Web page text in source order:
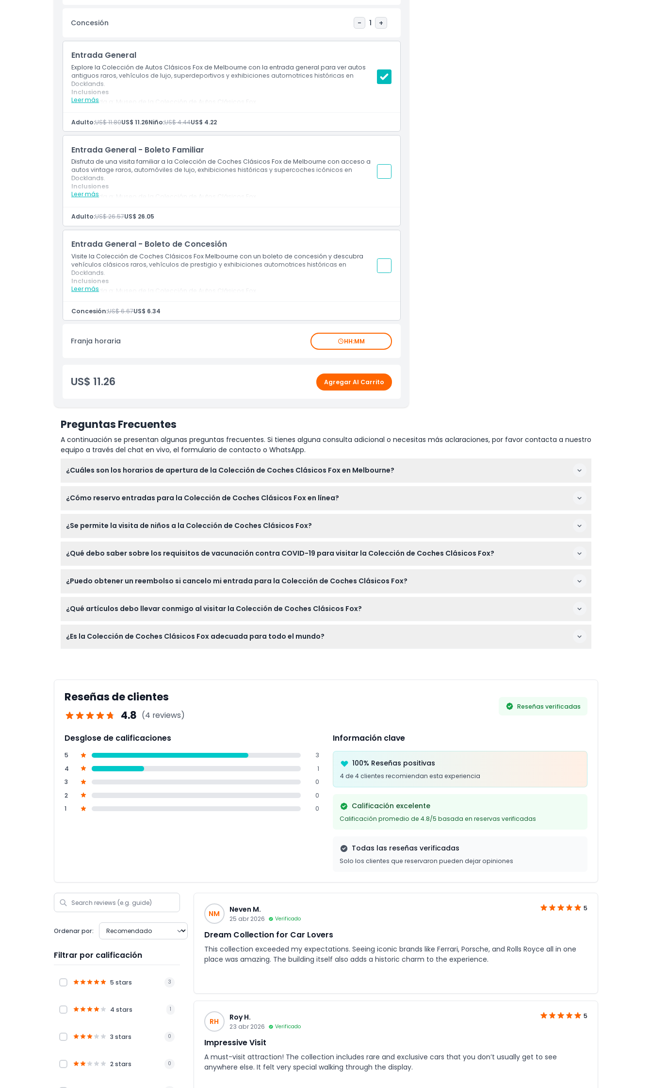
No Adecuado Para
Horario de Apertura
Cosas a Saber
Cómo Llegar
Cómo Canjear
Política de Cancelación
Concesión - 1 +
Entrada General
Explore la Colección de Autos Clásicos Fox de Melbourne con la entrada general para ver autos
antiguos raros, vehículos de lujo, superdeportivos y exhibiciones automotrices históricas en
Docklands.
Leer más
Inclusiones
Entrada a: Museo de la Colección de Autos Clásicos Fox
Adulto:US$ 11.80US$ 11.26Niño:US$ 4.44US$ 4.22
Entrada General - Boleto Familiar
Disfruta de una visita familiar a la Colección de Coches Clásicos Fox de Melbourne con acceso a
autos vintage raros, automóviles de lujo, exhibiciones históricas y supercoches icónicos en
Docklands.
Leer más
Inclusiones
Entrada a: Museo de la Colección de Autos Clásicos Fox
Adulto:US$ 26.57US$ 26.05
Entrada General - Boleto de Concesión
Visite la Colección de Coches Clásicos Fox Melbourne con un boleto de concesión y descubra
vehículos clásicos raros, vehículos de prestigio y exhibiciones automotrices históricas en
Docklands.
Leer más
Inclusiones
Entrada a: Museo de la Colección de Autos Clásicos Fox
Concesión:US$ 6.67US$ 6.34
Franja horaria HH:MM
US$ 11.26 Agregar Al Carrito
Preguntas Frecuentes
A continuación se presentan algunas preguntas frecuentes. Si tienes alguna consulta adicional o necesitas más aclaraciones, por favor contacta a nuestro
equipo a través del chat en vivo, el formulario de contacto o WhatsApp.
¿Cuáles son los horarios de apertura de la Colección de Coches Clásicos Fox en Melbourne?
¿Cómo reservo entradas para la Colección de Coches Clásicos Fox en línea?
¿Se permite la visita de niños a la Colección de Coches Clásicos Fox?
pagan la tarifa de adulto.
¿Qué debo saber sobre los requisitos de vacunación contra COVID-19 para visitar la Colección de Coches Clásicos Fox?
prueba al ingresar.
¿Puedo obtener un reembolso si cancelo mi entrada para la Colección de Coches Clásicos Fox?
¿Qué artículos debo llevar conmigo al visitar la Colección de Coches Clásicos Fox?
o documento de exención.
¿Es la Colección de Coches Clásicos Fox adecuada para todo el mundo?
Reseñas de clientes
4.8 (4 reviews)
Reseñas verificadas
Desglose de calificaciones
5
3
4
1
3
0
2
0
1
0
Información clave
100% Reseñas positivas
4 de 4 clientes recomiendan esta experiencia
Calificación excelente
Calificación promedio de 4.8/5 basada en reservas verificadas
Todas las reseñas verificadas
Solo los clientes que reservaron pueden dejar opiniones
Ordenar por:
Filtrar por calificación
5 stars 3
4 stars 1
3 stars 0
2 stars 0
NM Neven M.
25 abr 2026 Verificado
5
Dream Collection for Car Lovers
This collection exceeded my expectations. Seeing iconic brands like Ferrari, Porsche, and Rolls Royce all in one
place was amazing. The building itself also adds a historic charm to the experience.
RH Roy H.
23 abr 2026 Verificado
5
Impressive Visit
A must-visit attraction! The collection includes rare and exclusive cars that you don’t usually get to see
anywhere else. It felt very special walking through the display.